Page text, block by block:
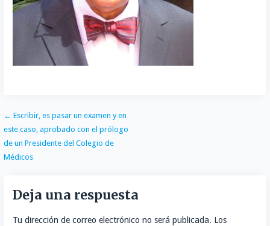
r
Navegación
de
entradas
← Escribir, es pasar un examen y en
este caso, aprobado con el prólogo
de un Presidente del Colegio de
Médicos
Deja una respuesta
Tu dirección de correo electrónico no será publicada. Los